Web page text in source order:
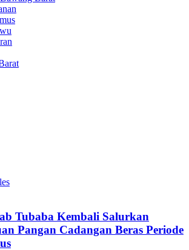
Tubaba Kembali Salurkan
Pangan Cadangan Beras Periode